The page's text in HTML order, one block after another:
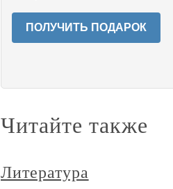
ПОЛУЧИТЬ ПОДАРОК
Читайте также
Литература